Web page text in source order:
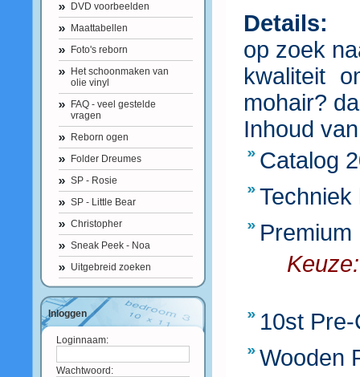
DVD voorbeelden
Maattabellen
Foto's reborn
Het schoonmaken van
olie vinyl
FAQ - veel gestelde
vragen
Reborn ogen
Folder Dreumes
SP - Rosie
SP - Little Bear
Christopher
Sneak Peek - Noa
Uitgebreid zoeken
Inloggen
Loginnaam:
Wachtwoord:
Details:
op zoek
kwaliteit
mohair?
Inhoud
Catalog
Techniek
Keuze:
10st
Wooden